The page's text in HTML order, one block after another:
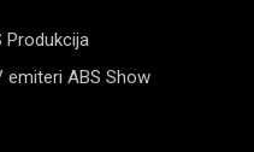
Produkcija
emiteri ABS Show